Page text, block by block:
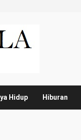
Hidup Hiburan